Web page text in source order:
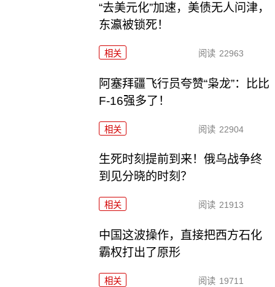
“去美元化”加速，美债无人问津，
东瀛被锁死！
相关 阅读 22963
阿塞拜疆飞行员夸赞“枭龙”：比比
F-16强多了！
相关 阅读 22904
生死时刻提前到来！俄乌战争终
到见分晓的时刻？
相关 阅读 21913
中国这波操作，直接把西方石化
霸权打出了原形
相关 阅读 19711